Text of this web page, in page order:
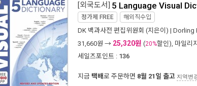
[외국도서] 5 Language Visual
정가제 FREE 해외직수입
DK 백과사전 편집위원회 (지은이) | Dorling
31,660원 → 25,320원 (20%할인), 마일리지
세일즈포인트 : 136
지금 택배로 주문하면 8월 21일 출고 지역변